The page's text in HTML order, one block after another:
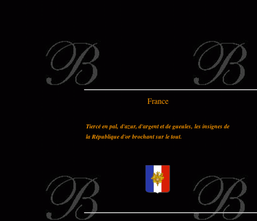
France
Tiercé en pal, d'azur, d'argent et de gueules, les insignes de
la République d'or brochant sur le tout.